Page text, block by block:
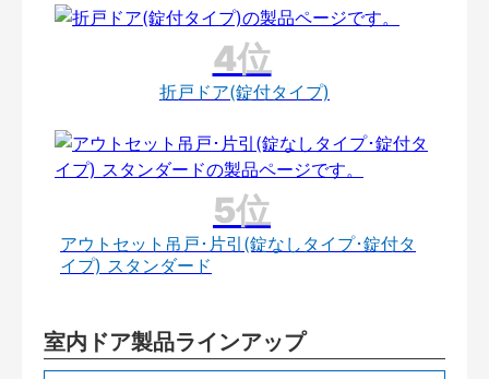
折戸ドア(錠付タイプ)
アウトセット吊戸･片引(錠なしタイプ･錠付タ
イプ) スタンダード
室内ドア製品ラインアップ